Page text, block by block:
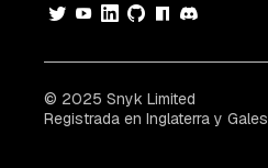
© 2025 Snyk Limited
Registrada en Inglaterra y Gales